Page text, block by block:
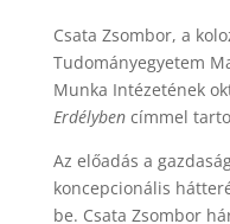
Csata Zsombor, a
Tudományegyetem
Munka Intézetének
Erdélybencímmel
Az előadás a
koncepcionális
be. Csata Zsombor